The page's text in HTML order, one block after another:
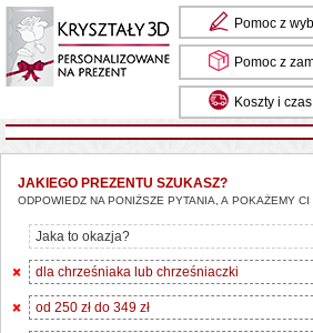
Pomoc z
Pomoc z
Koszty i
JAKIEGO PREZENTU SZUKASZ?
ODPOWIEDZ NA PONIŻSZE PYTANIA, A POKAŻEMY
Jaka to okazja?
dla chrześniaka lub chrześniaczki
od 250 zł do 349 zł